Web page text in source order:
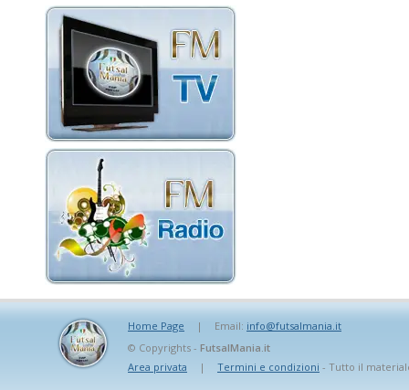
Home Page | Email: info@futsalmania.it
© Copyrights - FutsalMania.it
Area privata
| Termini e condizioni - Tutto il